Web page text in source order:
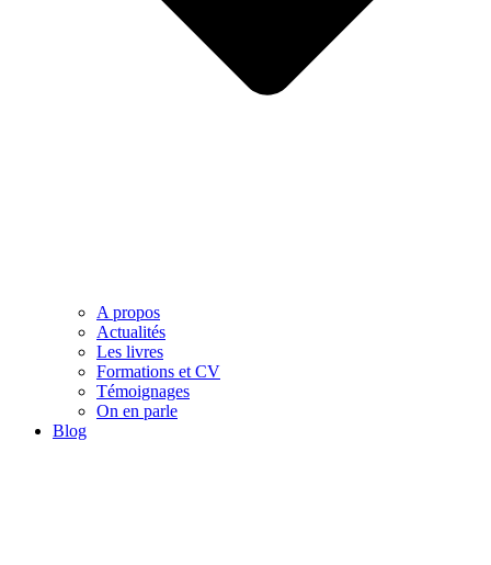
A propos
Actualités
Les livres
Formations et CV
Témoignages
On en parle
Blog